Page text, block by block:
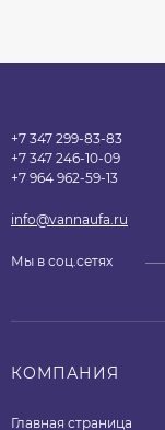
+7 347 299-83-83
+7 347 246-10-09
+7 964 962-59-13
info@vannaufa.ru
Мы в соц.сетях
КОМПАНИЯ
Главная страница